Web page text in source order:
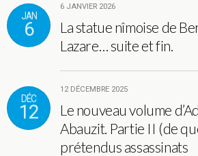
JAN
6
6 JANVIER 2026
La statue nîmoise de
Lazare… suite et fin.
DÉC
12
12 DÉCEMBRE 2025
Le nouveau volume
Abauzit. Partie II (de
prétendus assassinats